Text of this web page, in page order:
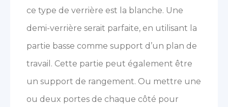
ce type de verrière est la blanche. Une
demi-verrière serait parfaite, en utilisant la
partie basse comme support d’un plan de
travail. Cette partie peut également être
un support de rangement. Ou mettre une
ou deux portes de chaque côté pour